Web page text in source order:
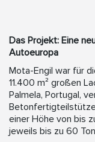
Das Projekt: Eine
Autoeuropa
Mota-Engil war für
11.400 m² großen
Palmela, Portugal,
einer Höhe von bis
jeweils bis zu 60